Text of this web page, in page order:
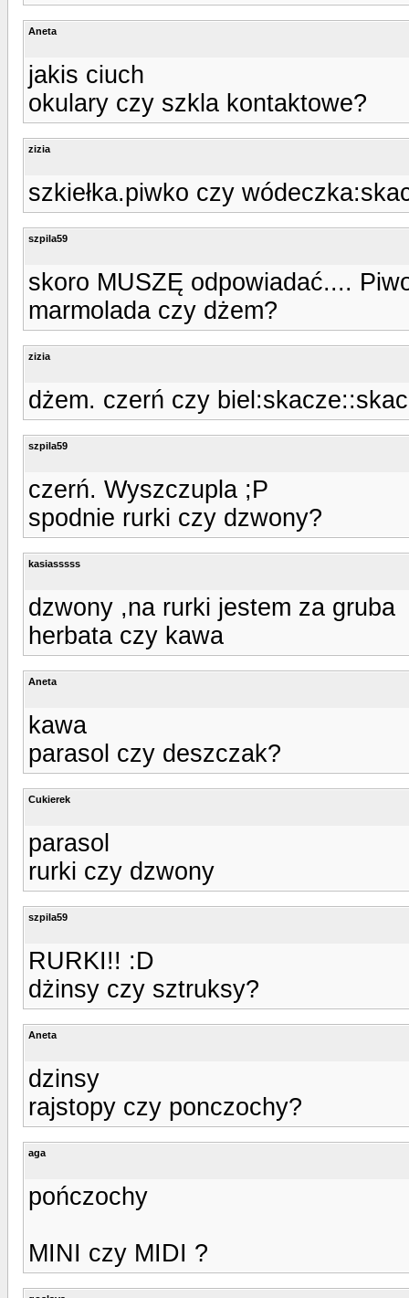
Aneta
jakis ciuch
okulary czy szkla kontaktowe?
zizia
szkiełka.piwko czy
szpila59
skoro MUSZĘ odpowiadać....
marmolada czy dżem?
zizia
dżem. czerń czy
szpila59
czerń. Wyszczupla ;P
spodnie rurki czy dzwony?
kasiasssss
dzwony ,na rurki jestem za gruba
herbata czy kawa
Aneta
kawa
parasol czy deszczak?
Cukierek
parasol
rurki czy dzwony
szpila59
RURKI!! :D
dżinsy czy sztruksy?
Aneta
dzinsy
rajstopy czy ponczochy?
aga
pończochy
MINI czy MIDI ?